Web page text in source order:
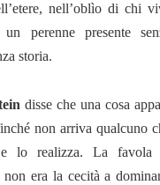
nell’oblìo di chi
perenne presente
storia.
disse che una cosa
non arriva qualcuno
lo realizza. La favola
non era la cecità a